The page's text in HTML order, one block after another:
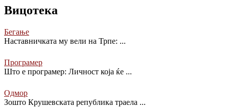
Вицотека
Бегање
Наставничката му вели на Трпе: ...
Програмер
Што е програмер: Личност која ќе ...
Одмор
Зошто Крушевската република траела ...